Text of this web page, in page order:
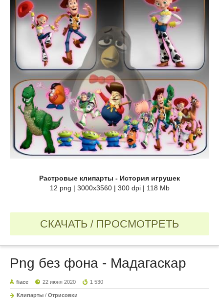
Растровые клипарты - История игрушек
12 png | 3000х3560 | 300 dpi | 118 Mb
СКАЧАТЬ / ПРОСМОТРЕТЬ
Png без фона - Мадагаскар
fiace 22 июня 2020 1 530
Клипарты / Отрисовки